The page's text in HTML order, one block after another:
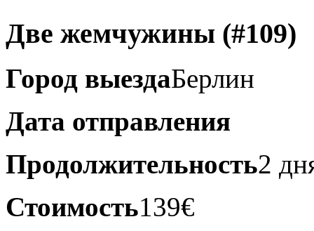
Две жемчужины (#109)
Город выездаБерлин
Дата отправления
Продолжительность2
Стоимость139€